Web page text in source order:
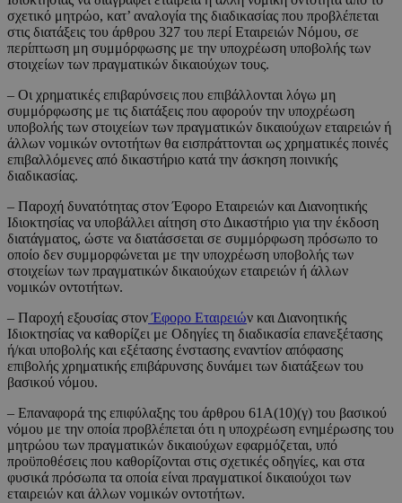
σχετικό μητρώο, κατ’ αναλογία της διαδικασίας που προβλέπεται
στις διατάξεις του άρθρου 327 του περί Εταιρειών Νόμου, σε
περίπτωση μη συμμόρφωσης με την υποχρέωση υποβολής των
στοιχείων των πραγματικών δικαιούχων τους.
– Οι χρηματικές επιβαρύνσεις που επιβάλλονται λόγω μη
συμμόρφωσης με τις διατάξεις που αφορούν την υποχρέωση
υποβολής των στοιχείων των πραγματικών δικαιούχων εταιρειών ή
άλλων νομικών οντοτήτων θα εισπράττονται ως χρηματικές ποινές
επιβαλλόμενες από δικαστήριο κατά την άσκηση ποινικής
διαδικασίας.
– Παροχή δυνατότητας στον Έφορο Εταιρειών και Διανοητικής
Ιδιοκτησίας να υποβάλλει αίτηση στο Δικαστήριο για την έκδοση
διατάγματος, ώστε να διατάσσεται σε συμμόρφωση πρόσωπο το
οποίο δεν συμμορφώνεται με την υποχρέωση υποβολής των
στοιχείων των πραγματικών δικαιούχων εταιρειών ή άλλων
νομικών οντοτήτων.
– Παροχή εξουσίας στονΈφορο Εταιρειών και Διανοητικής
Ιδιοκτησίας να καθορίζει με Οδηγίες τη διαδικασία επανεξέτασης
ή/και υποβολής και εξέτασης ένστασης εναντίον απόφασης
επιβολής χρηματικής επιβάρυνσης δυνάμει των διατάξεων του
βασικού νόμου.
– Επαναφορά της επιφύλαξης του άρθρου 61Α(10)(γ) του βασικού
νόμου με την οποία προβλέπεται ότι η υποχρέωση ενημέρωσης του
μητρώου των πραγματικών δικαιούχων εφαρμόζεται, υπό
προϋποθέσεις που καθορίζονται στις σχετικές οδηγίες, και στα
φυσικά πρόσωπα τα οποία είναι πραγματικοί δικαιούχοι των
εταιρειών και άλλων νομικών οντοτήτων.